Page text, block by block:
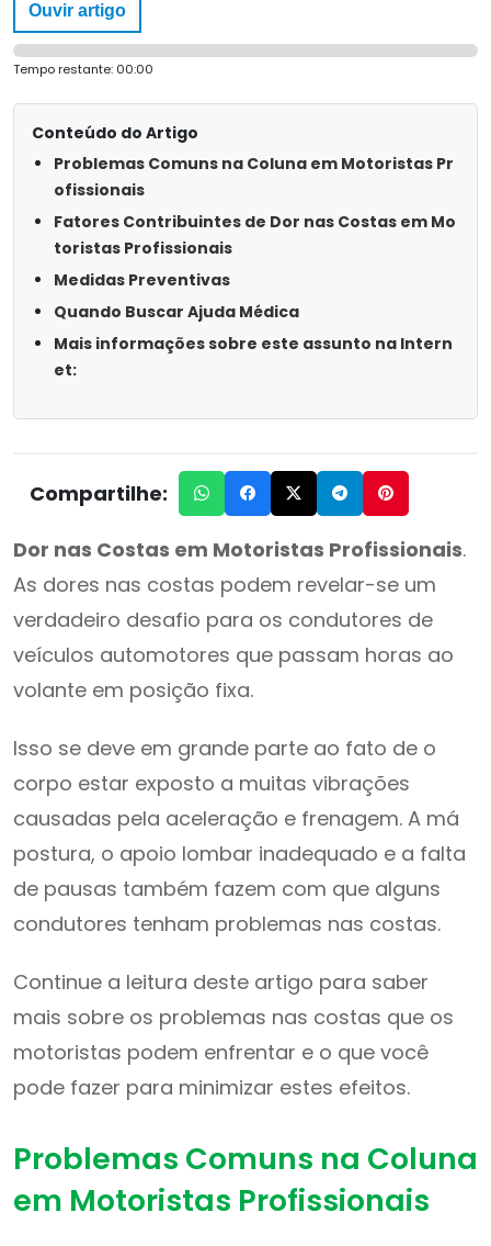
Ouvir artigo
Tempo restante: 00:00
Conteúdo do Artigo
Problemas Comuns na Coluna em Motoristas Pr
ofissionais
Fatores Contribuintes de Dor nas Costas em Mo
toristas Profissionais
Medidas Preventivas
Quando Buscar Ajuda Médica
Mais informações sobre este assunto na Intern
et:
Compartilhe:
Dor nas Costas em Motoristas Profissionais.
As dores nas costas podem revelar-se um
verdadeiro desafio para os condutores de
veículos automotores que passam horas ao
volante em posição fixa.
Isso se deve em grande parte ao fato de o
corpo estar exposto a muitas vibrações
causadas pela aceleração e frenagem. A má
postura, o apoio lombar inadequado e a falta
de pausas também fazem com que alguns
condutores tenham problemas nas costas.
Continue a leitura deste artigo para saber
mais sobre os problemas nas costas que os
motoristas podem enfrentar e o que você
pode fazer para minimizar estes efeitos.
Problemas Comuns na Coluna
em Motoristas Profissionais